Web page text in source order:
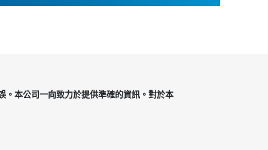
本公司一向致力於提供準確的資訊。對於本